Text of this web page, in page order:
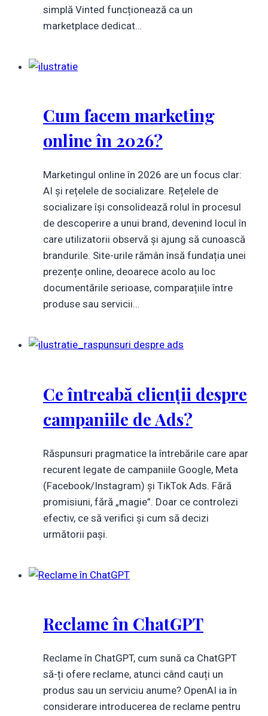
simplă Vinted funcționează ca un
marketplace dedicat…
Cum facem marketing
online în 2026?
Marketingul online în 2026 are un focus clar:
AI și rețelele de socializare. Rețelele de
socializare își consolidează rolul în procesul
de descoperire a unui brand, devenind locul în
care utilizatorii observă și ajung să cunoască
brandurile. Site-urile rămân însă fundația unei
prezențe online, deoarece acolo au loc
documentările serioase, comparațiile între
produse sau servicii…
Ce întreabă clienții despre
campaniile de Ads?
Răspunsuri pragmatice la întrebările care apar
recurent legate de campaniile Google, Meta
(Facebook/Instagram) și TikTok Ads. Fără
promisiuni, fără „magie”. Doar ce controlezi
efectiv, ce să verifici și cum să decizi
următorii pași.
Reclame în ChatGPT
Reclame în ChatGPT, cum sună ca ChatGPT
să-ți ofere reclame, atunci când cauți un
produs sau un serviciu anume? OpenAI ia în
considerare introducerea de reclame pentru